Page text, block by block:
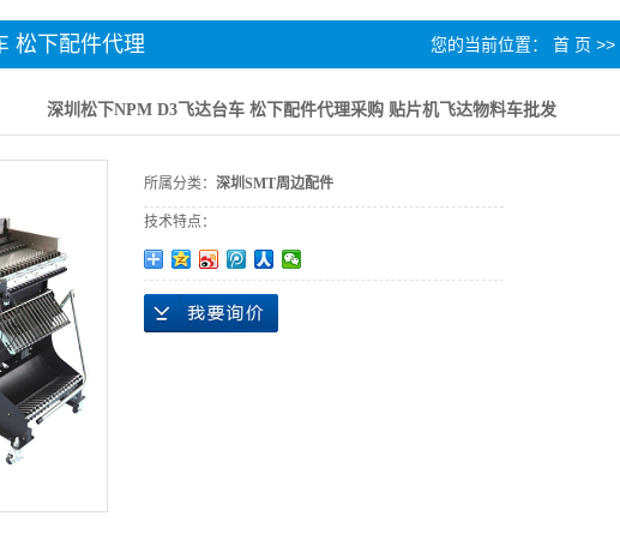
松下配件代理
您的当前位置： 首 页 >>
深圳松下NPM D3飞达台车 松下配件代理采购 贴片机飞达物料车批发
所属分类： 深圳SMT周边配件
技术特点：